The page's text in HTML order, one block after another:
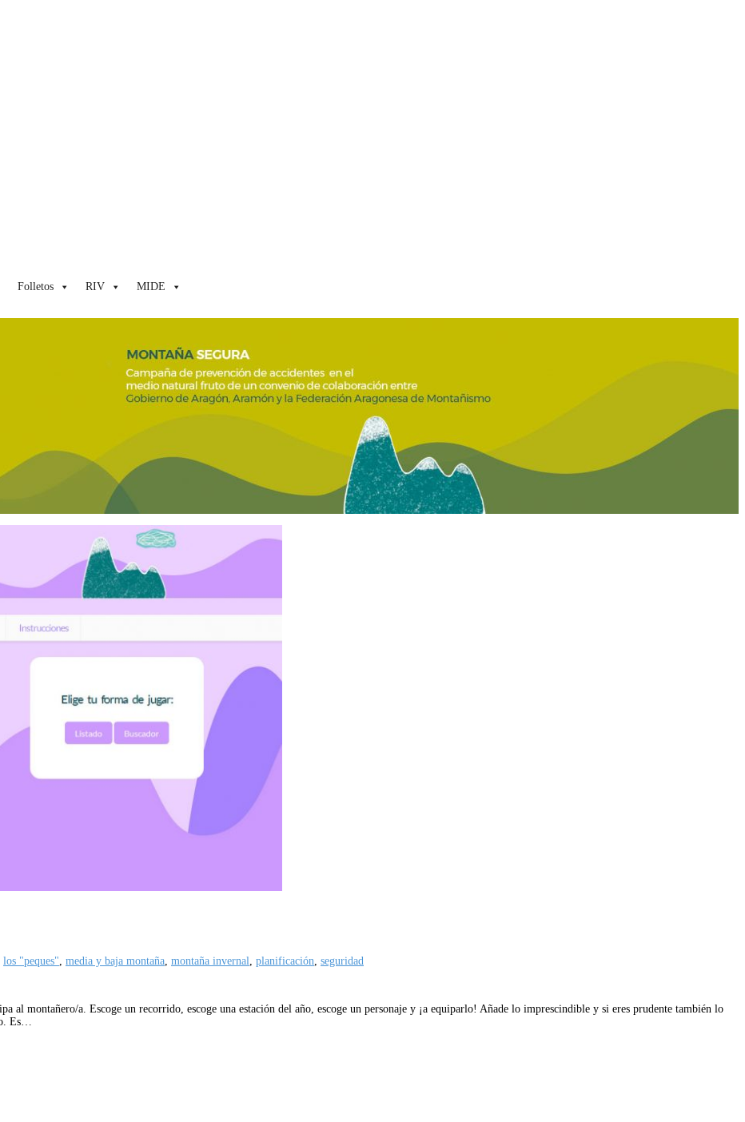
Folletos RIV MIDE
los "peques", media y baja montaña, montaña invernal, planificación, seguridad
al montañero/a. Escoge un recorrido, escoge una estación del año, escoge un personaje y ¡a equiparlo! Añade lo imprescindible y si eres prudente también lo
Es…